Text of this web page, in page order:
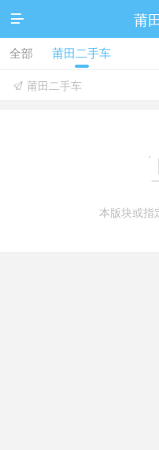
 莆
全部 莆田二手车
 莆田二手车
本版块或指